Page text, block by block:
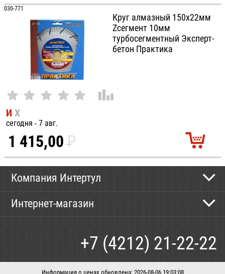
УБ.
030-771
Круг алмазный 150х22мм
Zсегмент 10мм
турбосегментный Эксперт-
бетон Практика
И Х
сегодня - 7 авг.
1 415,00P
УБ.
Компания Интертул
Новости
Интернет-магазин
+7 (4212) 21-22-22
Информация о ценах обновлена: 2026-08-06 19:03:08